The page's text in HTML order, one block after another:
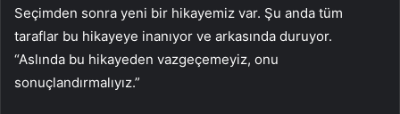
Seçimden sonra yeni bir hikayemiz var. Şu anda tüm
taraflar bu hikayeye inanıyor ve arkasında duruyor.
“Aslında bu hikayeden vazgeçemeyiz, onu
sonuçlandırmalıyız.”